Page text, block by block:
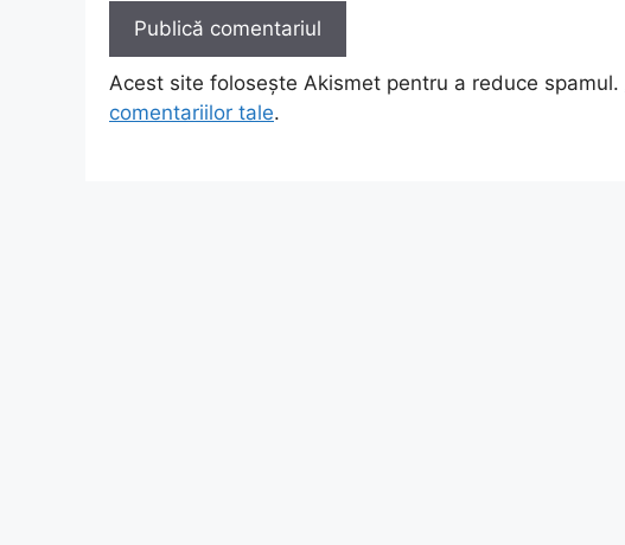
Acest site folosește Akismet pentru a reduce spamul.
comentariilor tale.